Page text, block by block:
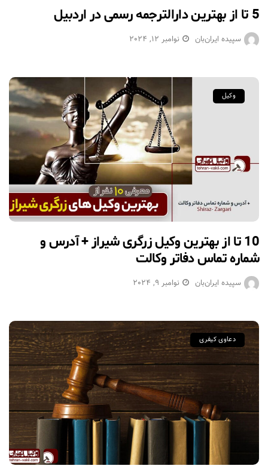
5 تا از بهترین دارالترجمه رسمی در اردبیل
سپیده ایران‌بان نوامبر 12, 2024
وکیل
10 تا از بهترین وکیل زرگری شیراز + آدرس و
شماره تماس دفاتر وکالت
سپیده ایران‌بان نوامبر 9, 2024
دعاوی کیفری